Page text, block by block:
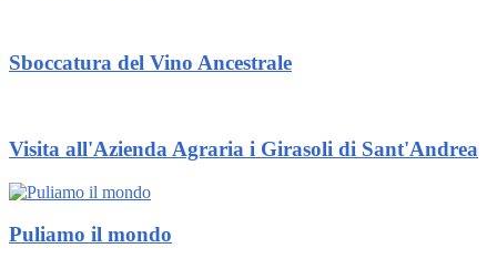
Sboccatura del Vino Ancestrale
Visita all'Azienda Agraria i Girasoli di Sant'Andrea
Puliamo il mondo